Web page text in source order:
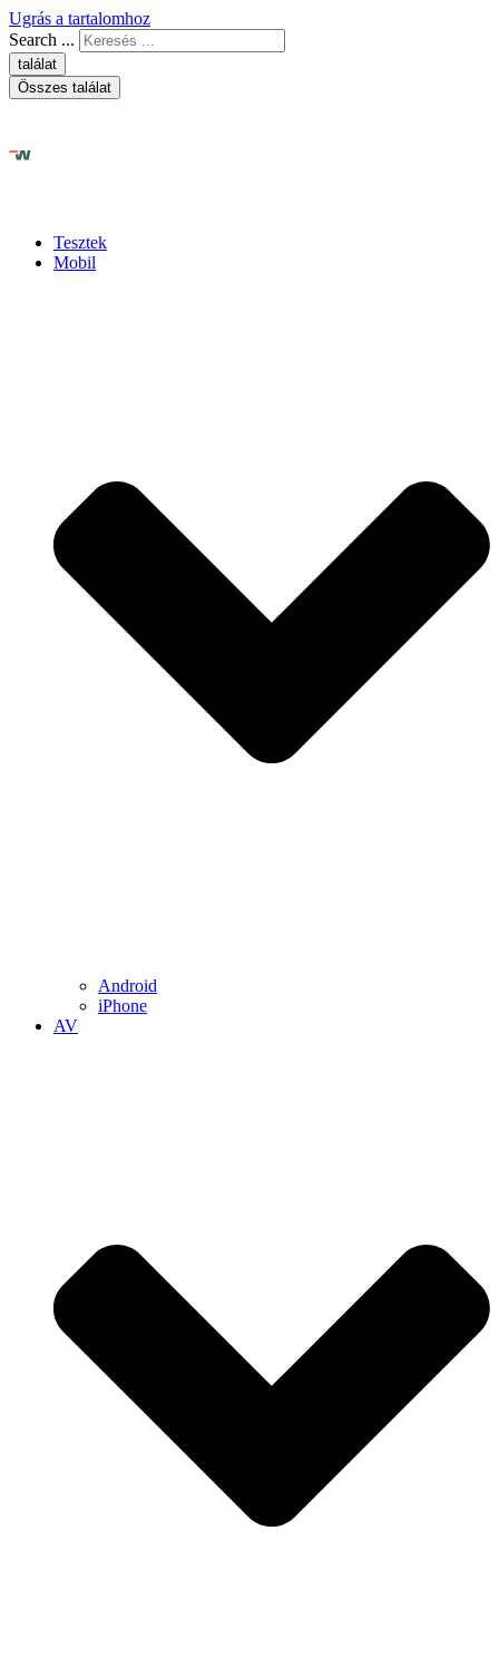
Ugrás a tartalomhoz
Search ...
találat
Összes találat
Tesztek
Mobil
Android
iPhone
AV